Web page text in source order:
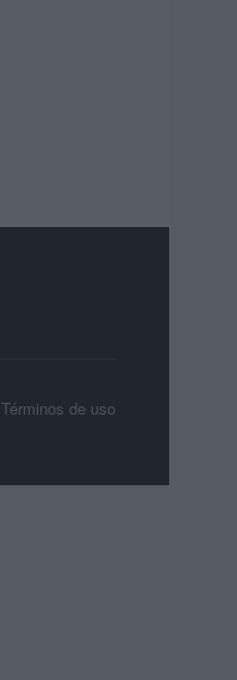
Términos de uso